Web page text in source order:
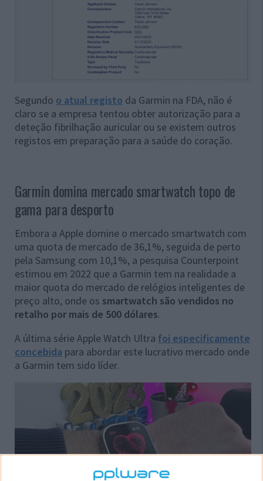
Segundo o atual registo da Garmin na FDA, não é
claro se a empresa tentou obter autorização para a
deteção fibrilhação auricular ou se existem outros
registos em preparação para a saúde do coração.
Garmin domina mercado smartwatch topo de
gama para desporto
Embora a Apple domine o mercado smartwatch com
uma quota de mercado de 36,1%, seguida de perto
pela Samsung com 10,1%, a pesquisa Counterpoint
estimou em 2022 que a Garmin tem na realidade a
maior quota do mercado de relógios inteligentes de
preço alto, onde os smartwatch são vendidos no
retalho por mais de 500 dólares.
A última série Apple Watch Ultra foi especificamente
concebida para abordar este lucrativo mercado onde
a Garmin tem sido líder.